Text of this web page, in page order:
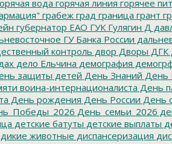
вода горячая линия горячее
грабеж град граница грант
губернатор ЕАО ГУК Гулягин Д
ГУ Банка России
контроль двор Дворы ДГК
дело Ельчина демография
защиты детей День Знаний День
воина-интернационалиста День
День рождения День России День
День_семьи_2026
детские батуты детские выплаты
дикие животные диспансеризация